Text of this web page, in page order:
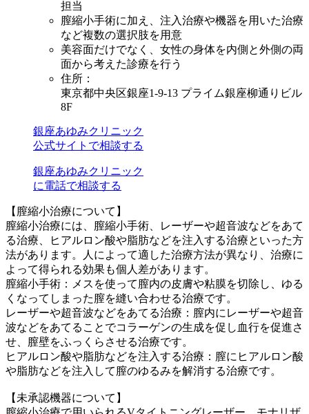
担当
膣縮小手術に加え、注入治療や機器を用いた治療
など複数の選択肢を用意
美容面だけでなく、女性の身体を内側と外側の両
面から考えた診療を行う
住所：
東京都中央区銀座1-9-13 プライム銀座柳通りビル
8F
銀座あゆみクリニック
公式サイトで相談する
銀座あゆみクリニック
に電話で相談する
【膣縮小治療について】
膣縮小治療には、膣縮小手術、レーザーや超音波などをあて
る治療、ヒアルロン酸や脂肪などを注入する治療といった方
法があります。人によって適した治療方法が異なり、治療に
よって得られる効果も個人差があります。
膣縮小手術：メスを使って膣内の皮膚や粘膜を切除し、ゆる
くなってしまった膣を縫い合わせる治療です。
レーザーや超音波などをあてる治療：膣内にレーザーや超音
波などをあてることでコラーゲンの生成を促し血行を促進さ
せ、膣壁をふっくらさせる治療です。
ヒアルロン酸や脂肪などを注入する治療：膣にヒアルロン酸
や脂肪などを注入して膣のゆるみを解消する治療です。
【未承認機器について】